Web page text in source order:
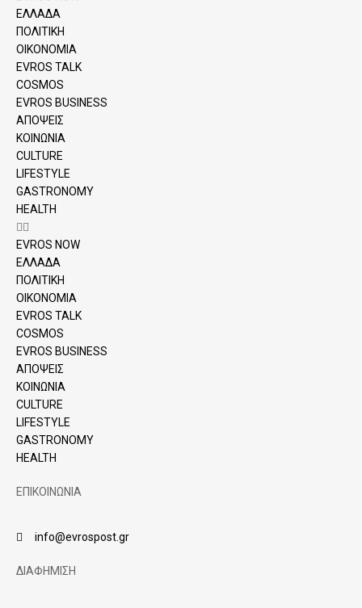
ΕΛΛΑΔΑ
ΠΟΛΙΤΙΚΗ
ΟΙΚΟΝΟΜΙΑ
EVROS TALK
COSMOS
EVROS BUSINESS
ΑΠΟΨΕΙΣ
ΚΟΙΝΩΝΙΑ
CULTURE
LIFESTYLE
GASTRONOMY
HEALTH
EVROS NOW
ΕΛΛΑΔΑ
ΠΟΛΙΤΙΚΗ
ΟΙΚΟΝΟΜΙΑ
EVROS TALK
COSMOS
EVROS BUSINESS
ΑΠΟΨΕΙΣ
ΚΟΙΝΩΝΙΑ
CULTURE
LIFESTYLE
GASTRONOMY
HEALTH
ΕΠΙΚΟΙΝΩΝΙΑ
info@evrospost.gr
ΔΙΑΦΗΜΙΣΗ